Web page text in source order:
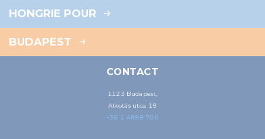
HONGRIE POUR
BUDAPEST
CONTACT
1123 Budapest,
Alkotás utca 19
+36 1 4888 700